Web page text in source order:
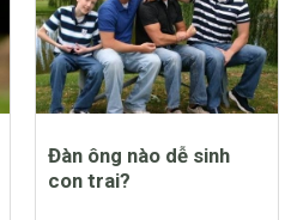
Đàn ông nào dễ sinh
con trai?